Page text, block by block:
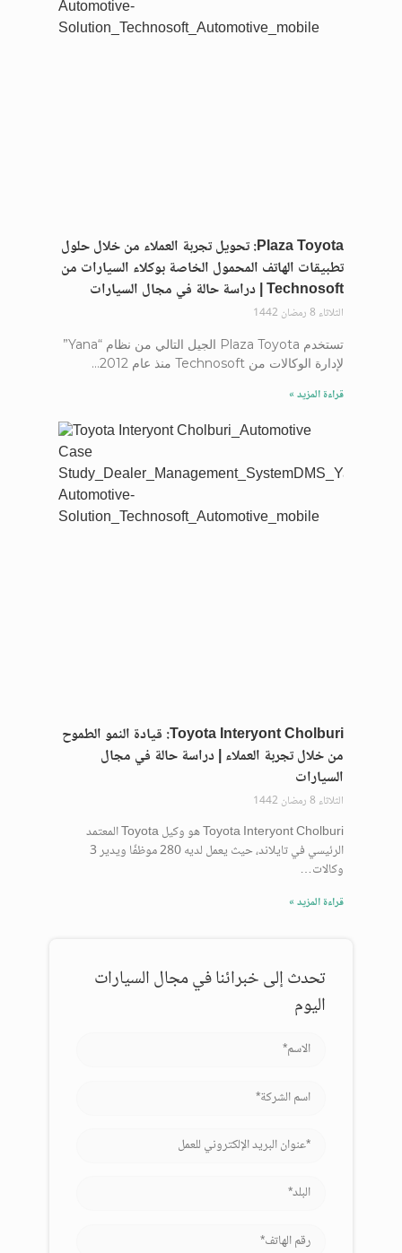
Plaza Toyota: تحويل تجربة العملاء من خلال حلول
تطبيقات الهاتف المحمول الخاصة بوكلاء السيارات من
Technosoft | دراسة حالة في مجال السيارات
الثلاثاء 8 رمضان 1442
تستخدم Plaza Toyota الجيل التالي من نظام “Yana”
لإدارة الوكالات من Technosoft منذ عام 2012…
قراءة المزيد »
Toyota Interyont Cholburi: قيادة النمو الطموح
من خلال تجربة العملاء | دراسة حالة في مجال
السيارات
الثلاثاء 8 رمضان 1442
Toyota Interyont Cholburi هو وكيل Toyota المعتمد
الرئيسي في تايلاند، حيث يعمل لديه 280 موظفًا ويدير 3
وكالات…
قراءة المزيد »
تحدث إلى خبرائنا في مجال السيارات
اليوم